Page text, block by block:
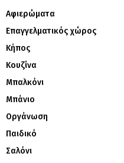
Αφιερώματα
Επαγγελματικός χώρος
Κήπος
Κουζίνα
Μπαλκόνι
Μπάνιο
Οργάνωση
Παιδικό
Σαλόνι